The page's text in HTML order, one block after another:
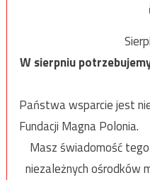
W sierpniu
Państwa wsparcie jest
Fundacji Magna Polonia.
Masz świadomość
niezależnych ośrodków